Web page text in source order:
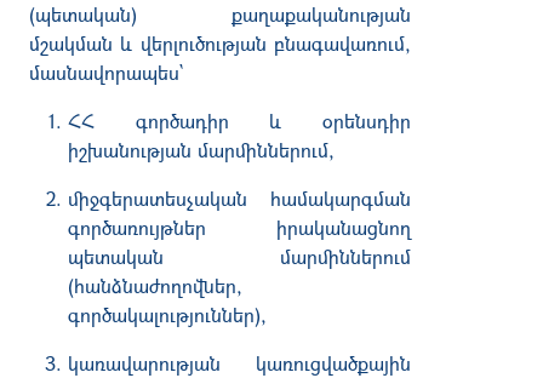
(պետական) քաղաքականության
մշակման և վերլուծության բնագավառում,
մասնավորապես`
ՀՀ գործադիր և օրենսդիր
իշխանության մարմիններում,
միջգերատեսչական համակարգման
գործառույթներ իրականացնող
պետական մարմիններում
(հանձնաժողովներ,
գործակալություններ),
կառավարության կառուցվածքային